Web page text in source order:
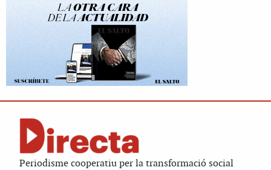
Periodisme cooperatiu per la transformació social